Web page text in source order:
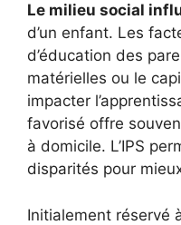
Le milieu social
d’un enfant. Les
d’éducation des
matérielles ou le
impacter
favorisé offre
à domicile. L’IPS
disparités pour
Initialement réservé